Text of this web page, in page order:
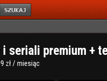
seriali premium +
zł / miesiąc